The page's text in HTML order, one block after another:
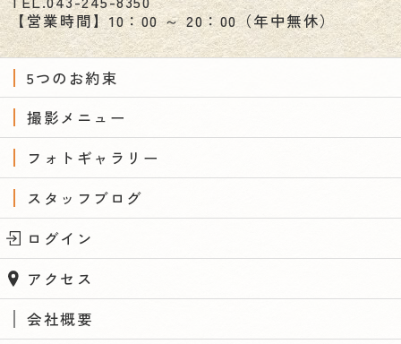
5つのお約束
撮影メニュー
フォトギャラリー
スタッフブログ
ログイン
アクセス
会社概要
【営業時間】10：00 ～ 20：00（年中無休）